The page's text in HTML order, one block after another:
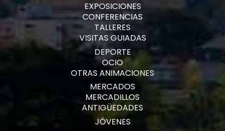
EXPOSICIONES
CONFERENCIAS
TALLERES
VISITAS GUIADAS
DEPORTE
OCIO
OTRAS ANIMACIONES
MERCADOS
MERCADILLOS
ANTIGÜEDADES
JÓVENES